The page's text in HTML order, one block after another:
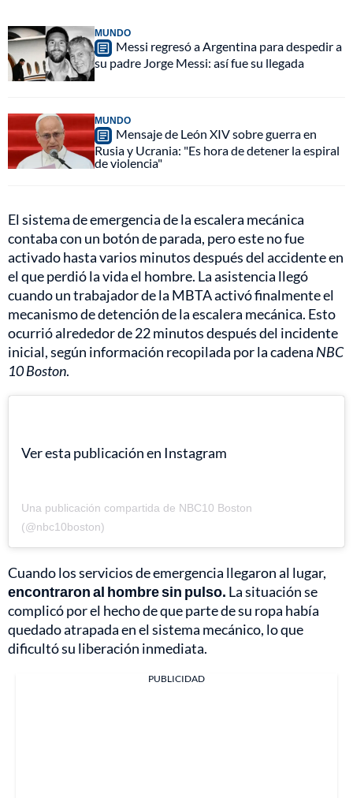
MUNDO
Messi regresó a Argentina para despedir a
su padre Jorge Messi: así fue su llegada
MUNDO
Mensaje de León XIV sobre guerra en
Rusia y Ucrania: "Es hora de detener la espiral
de violencia"
El sistema de emergencia de la escalera mecánica
contaba con un botón de parada, pero este no fue
activado hasta varios minutos después del accidente en
el que perdió la vida el hombre. La asistencia llegó
cuando un trabajador de la MBTA activó finalmente el
mecanismo de detención de la escalera mecánica. Esto
ocurrió alrededor de 22 minutos después del incidente
inicial, según información recopilada por la cadena NBC
10 Boston.
Ver esta publicación en Instagram
Una publicación compartida de NBC10 Boston
(@nbc10boston)
Cuando los servicios de emergencia llegaron al lugar,
encontraron al hombre sin pulso. La situación se
complicó por el hecho de que parte de su ropa había
quedado atrapada en el sistema mecánico, lo que
dificultó su liberación inmediata.
PUBLICIDAD